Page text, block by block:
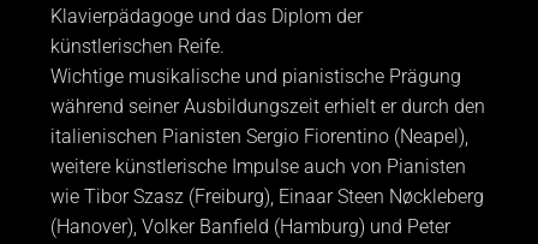
Klavierpädagoge und das Diplom der
künstlerischen Reife.
Wichtige musikalische und pianistische Prägung
während seiner Ausbildungszeit erhielt er durch den
italienischen Pianisten Sergio Fiorentino (Neapel),
weitere künstlerische Impulse auch von Pianisten
wie Tibor Szasz (Freiburg), Einaar Steen Nøckleberg
(Hanover), Volker Banfield (Hamburg) und Peter